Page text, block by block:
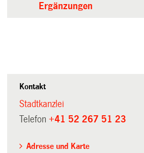
Ergänzungen
Kontakt
Stadtkanzlei
Telefon+41 52 267 51 23
Adresse und Karte